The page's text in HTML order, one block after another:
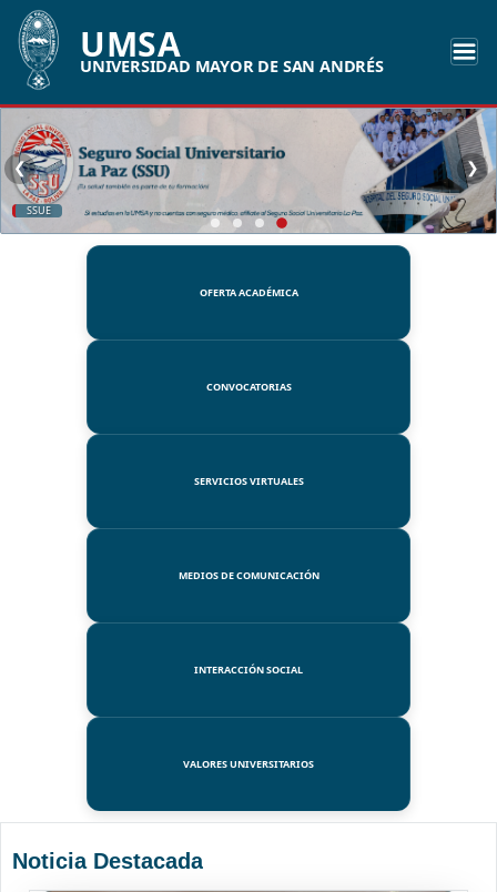
UMSA
UNIVERSIDAD MAYOR DE SAN ANDRÉS
SSUE
❮ ❯
OFERTA ACADÉMICA
CONVOCATORIAS
SERVICIOS VIRTUALES
MEDIOS DE COMUNICACIÓN
INTERACCIÓN SOCIAL
VALORES UNIVERSITARIOS
Noticia Destacada